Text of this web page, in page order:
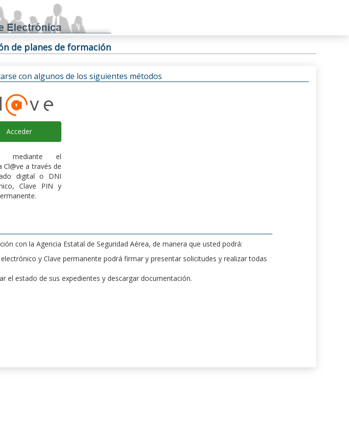
de planes de formación
con algunos de los siguientes métodos
Acceder
mediante el
Cl@ve a través de
digital o DNI
Clave PIN y
con la Agencia Estatal de Seguridad Aérea, de manera que usted podrá:
y Clave permanente podrá firmar y presentar solicitudes y realizar todas
el estado de sus expedientes y descargar documentación.